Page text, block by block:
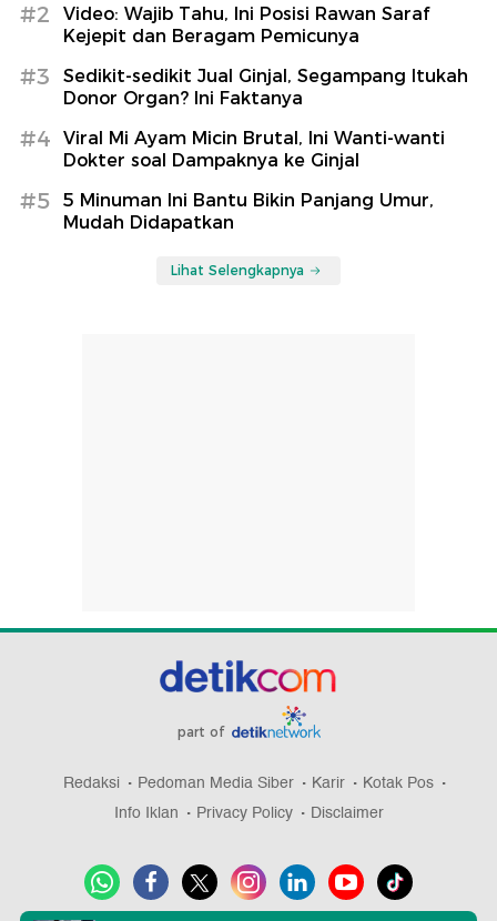
#2
Video: Wajib Tahu, Ini Posisi Rawan Saraf
Kejepit dan Beragam Pemicunya
#3
Sedikit-sedikit Jual Ginjal, Segampang Itukah
Donor Organ? Ini Faktanya
#4
Viral Mi Ayam Micin Brutal, Ini Wanti-wanti
Dokter soal Dampaknya ke Ginjal
#5
5 Minuman Ini Bantu Bikin Panjang Umur,
Mudah Didapatkan
Lihat Selengkapnya
part of
Redaksi Pedoman Media Siber Karir
Kotak Pos
Info Iklan
Privacy Policy Disclaimer